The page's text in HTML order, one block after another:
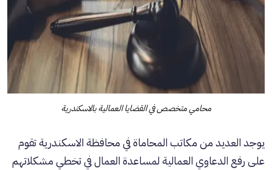
محامي متخصص في القضايا العمالية بالاسكندرية
يوجد العديد من مكاتب المحاماة في محافظة الاسكندرية تقوم
على رفع الدعاوي العمالية لمساعدة العمال في تخطي مشكلاتهم